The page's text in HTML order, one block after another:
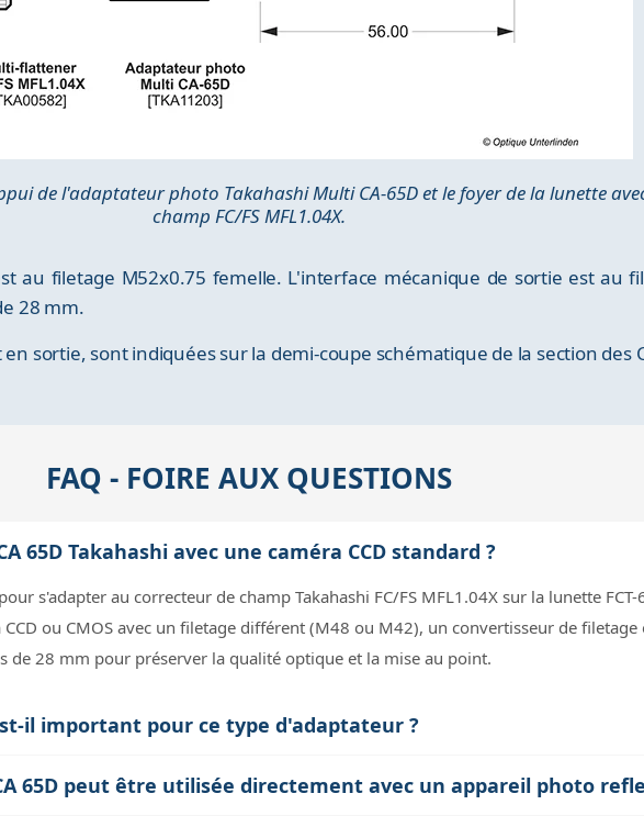
de l'adaptateur photo Takahashi Multi CA-65D et le foyer de la lunette
champ FC/FS MFL1.04X.
au filetage M52x0.75 femelle. L'interface mécanique de sortie est au
28 mm.
sortie, sont indiquées sur la demi-coupe schématique de la section des
FAQ - FOIRE AUX QUESTIONS
65D Takahashi avec une caméra CCD standard ?
s'adapter au correcteur de champ Takahashi FC/FS MFL1.04X sur la lunette
ou CMOS avec un filetage différent (M48 ou M42), un convertisseur de
de 28 mm pour préserver la qualité optique et la mise au point.
il important pour ce type d'adaptateur ?
que la lumière converge précisément sur le capteur ou le film, évitant ainsi les
65D peut être utilisée directement avec un appareil photo